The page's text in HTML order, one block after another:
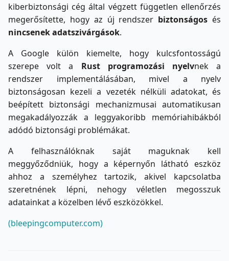
kiberbiztonsági cég által végzett független ellenőrzés
megerősítette, hogy az új rendszer biztonságos és
nincsenek adatszivárgások.
A Google külön kiemelte, hogy kulcsfontosságú
szerepe volt a Rust programozási nyelvnek a
rendszer implementálásában, mivel a nyelv
biztonságosan kezeli a vezeték nélküli adatokat, és
beépített biztonsági mechanizmusai automatikusan
megakadályozzák a leggyakoribb memóriahibákból
adódó biztonsági problémákat.
A felhasználóknak saját maguknak kell
meggyőződniük, hogy a képernyőn látható eszköz
ahhoz a személyhez tartozik, akivel kapcsolatba
szeretnének lépni, nehogy véletlen megosszuk
adatainkat a közelben lévő eszközökkel.
(bleepingcomputer.com)